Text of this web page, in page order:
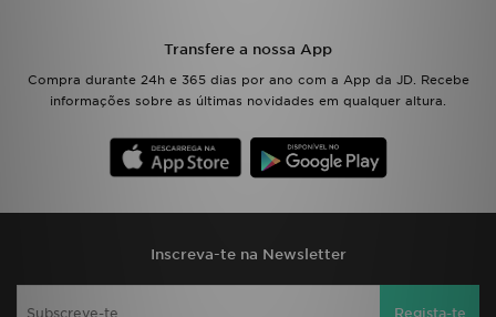
Transfere a nossa App
Compra durante 24h e 365 dias por ano com a App da JD. Recebe
informações sobre as últimas novidades em qualquer altura.
Inscreva-te na Newsletter
Regista-te